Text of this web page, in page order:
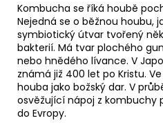
Kombucha se říká houbě
Nejedná se o běžnou houbu,
symbiotický útvar tvořený
bakterií. Má tvar plochého
nebo hnědého lívance. V
známá již 400 let po Kristu.
houba jako božský dar. V
osvěžující nápoj z kombuchy
do Evropy.